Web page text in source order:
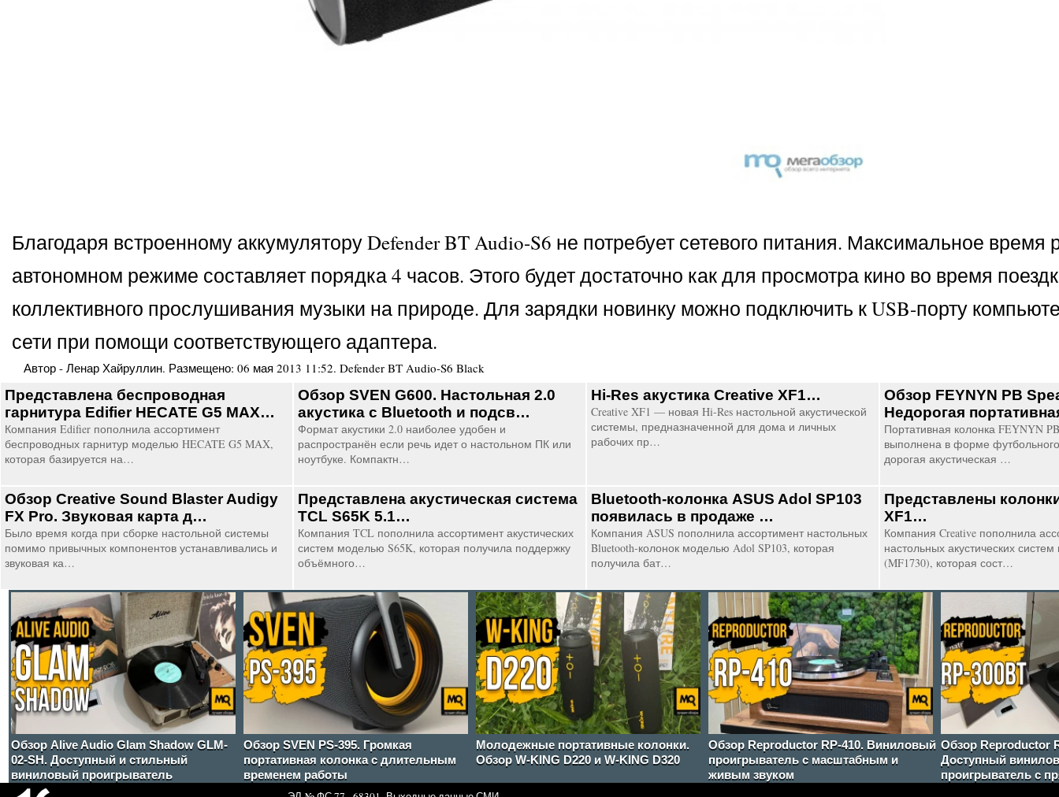
Благодаря встроенному аккумулятору Defender BT Audio-S6 не потребует сетевого питания. Максимальное время
автономном режиме составляет порядка 4 часов. Этого будет достаточно как для просмотра кино во время
коллективного прослушивания музыки на природе. Для зарядки новинку можно подключить к USB-порту
сети при помощи соответствующего адаптера.
Автор - Ленар Хайруллин. Размещено: 06 мая 2013 11:52. Defender BT Audio-S6 Black
Представлена беспроводная
гарнитура Edifier HECATE G5 MAX…
Компания Edifier пополнила ассортимент
беспроводных гарнитур моделью HECATE G5 MAX,
которая базируется на…
Обзор SVEN G600. Настольная 2.0
акустика с Bluetooth и подсв…
Формат акустики 2.0 наиболее удобен и
распространён если речь идет о настольном ПК или
ноутбуке. Компактн…
Hi-Res акустика Creative XF1…
Creative XF1 — новая Hi-Res настольной акустической
системы, предназначенной для дома и личных
рабочих пр…
Обзор FEYNYN PB
Недорогая
Портативная колонка FEYNYN
выполнена в форме
дорогая акустическая …
Обзор Creative Sound Blaster Audigy
FX Pro. Звуковая карта д…
Было время когда при сборке настольной системы
помимо привычных компонентов устанавливались и
звуковая ка…
Представлена акустическая система
TCL S65K 5.1…
Компания TCL пополнила ассортимент акустических
систем моделью S65K, которая получила поддержку
объёмного…
Bluetooth-колонка ASUS Adol SP103
появилась в продаже …
Компания ASUS пополнила ассортимент настольных
Bluetooth-колонок моделью Adol SP103, которая
получила бат…
Представлены
XF1…
Компания Creative пополнила
настольных акустических
(MF1730), которая сост…
Обзор Alive Audio Glam Shadow GLM-
02-SH. Доступный и стильный
виниловый проигрыватель
Обзор SVEN PS-395. Громкая
портативная колонка с длительным
временем работы
Молодежные портативные колонки.
Обзор W-KING D220 и W-KING D320
Обзор Reproductor RP-410. Виниловый
проигрыватель с масштабным и
живым звуком
Обзор Reproductor
Доступный
проигрыватель с